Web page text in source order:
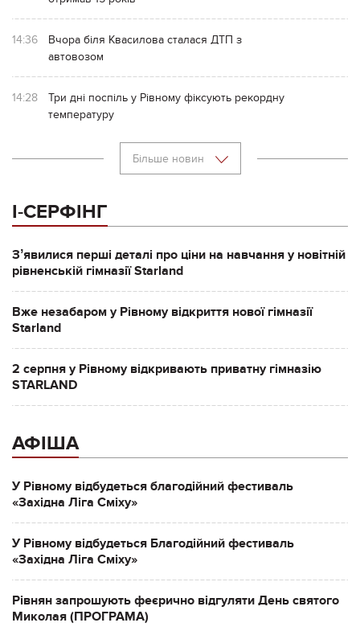
14:36
Вчора біля Квасилова сталася ДТП з
автовозом
14:28
Три дні поспіль у Рівному фіксують рекордну
температуру
Більше новин
І-СЕРФІНГ
Зʼявилися перші деталі про ціни на навчання у новітній
рівненській гімназії Starland
Вже незабаром у Рівному відкриття нової гімназії
Starland
2 серпня у Рівному відкривають приватну гімназію
STARLAND
АФІША
У Рівному відбудеться благодійний фестиваль
«Західна Ліга Сміху»
У Рівному відбудеться Благодійний фестиваль
«Західна Ліга Сміху»
Рівнян запрошують феєрично відгуляти День святого
Миколая (ПРОГРАМА)